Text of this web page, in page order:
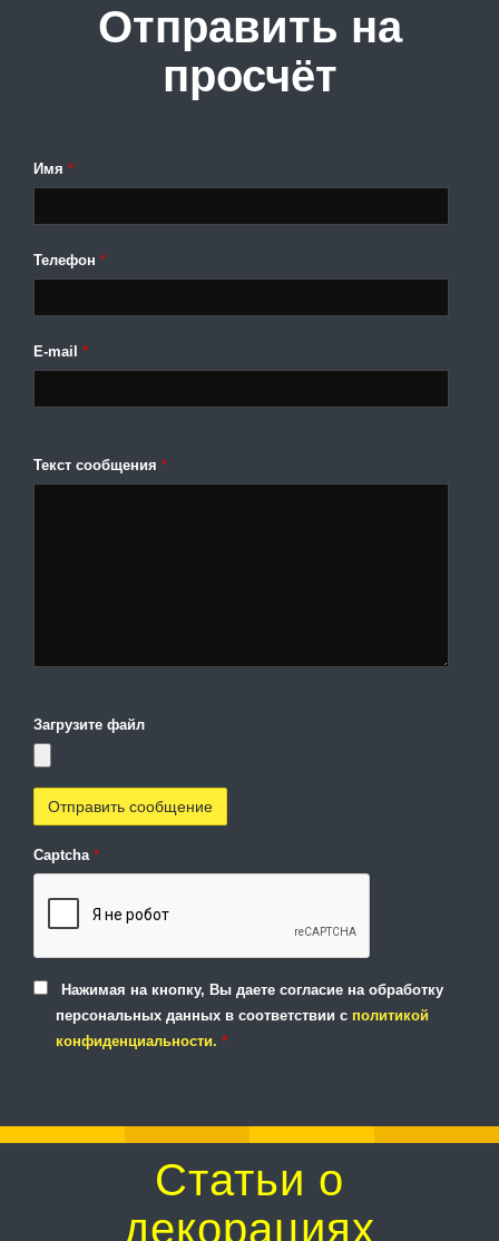
Отправить на
просчёт
Имя *
Телефон *
E-mail *
Текст сообщения *
Загрузите файл
Captcha *
Нажимая на кнопку, Вы даете согласие на обработку
персональных данных в соответствии с политикой
конфиденциальности. *
Статьи о
декорациях